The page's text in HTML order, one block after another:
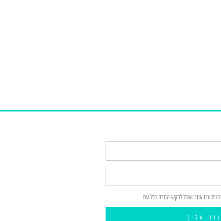
לגורם אחר ואוכל לבקש הסרה בכל עת
אליך